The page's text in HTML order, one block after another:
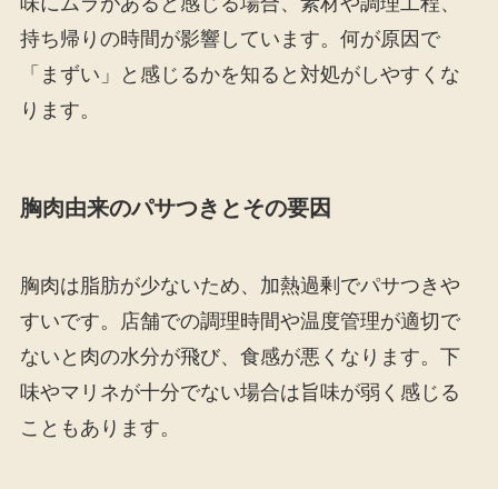
持ち帰りの時間が影響しています。何が原因で
「まずい」と感じるかを知ると対処がしやすくな
ります。
胸肉由来のパサつきとその要因
胸肉は脂肪が少ないため、加熱過剰でパサつきや
すいです。店舗での調理時間や温度管理が適切で
ないと肉の水分が飛び、食感が悪くなります。下
味やマリネが十分でない場合は旨味が弱く感じる
こともあります。